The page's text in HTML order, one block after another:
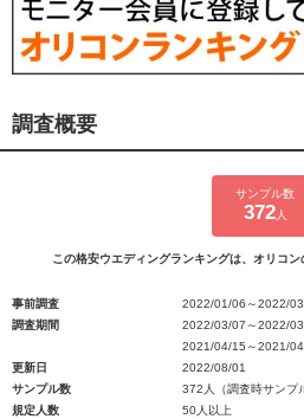
調査概要
サンプル数
372人
この格安ウエディングランキングは、オリコン
事前調査
2022/01/06～2022/
調査期間
2022/03/07～2022/
2021/04/15～2021/
更新日
2022/08/01
サンプル数
372人（調査時サンプ
規定人数
50人以上